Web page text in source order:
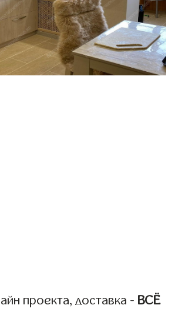
проекта, доставка - ВСЁ